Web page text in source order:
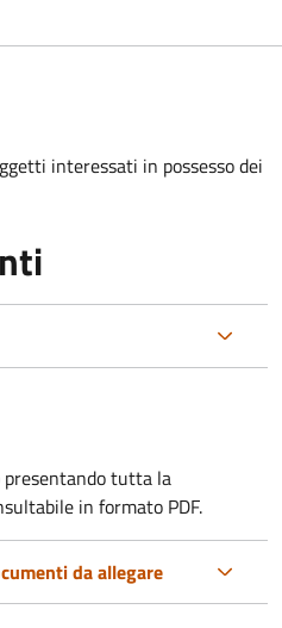
interessati in possesso dei
tutta la
in formato PDF.
da allegare